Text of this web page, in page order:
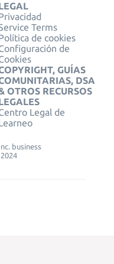
Terms
de cookies
de
GUÍAS
DSA
OTROS RECURSOS
Legal de
business